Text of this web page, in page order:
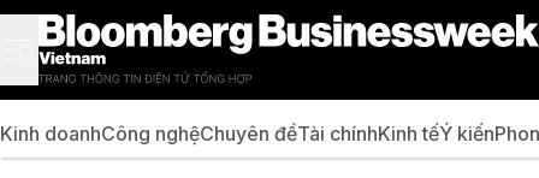
Kinh doanhCông nghệChuyên đềTài chínhKinh tếÝ kiến